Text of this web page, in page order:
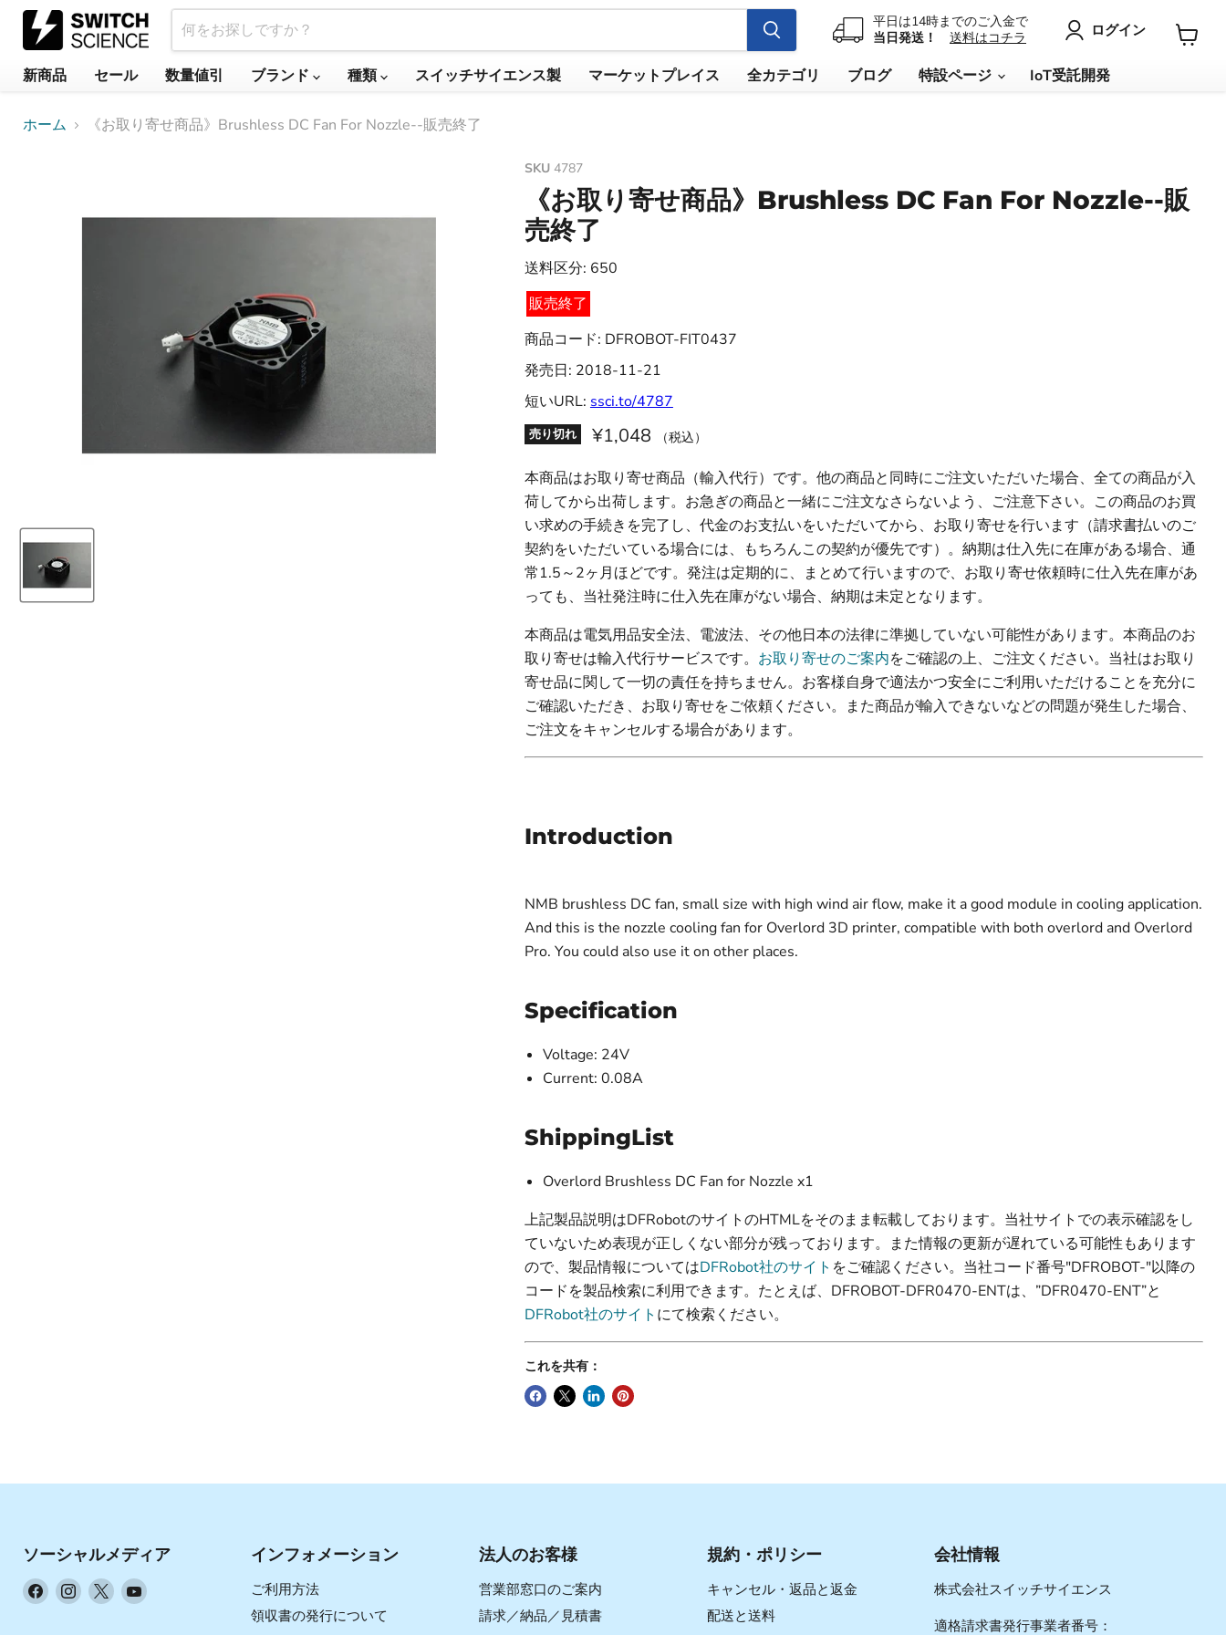
平日は14時までのご入金で
当日発送！
送料はコチラ ログイン
新商品 セール 数量値引 ブランド 種類 スイッチサイエンス製 マーケットプレイス 全カテゴリ ブログ 特設ページ IoT受託開発
ホーム 《お取り寄せ商品》Brushless DC Fan For Nozzle--販売終了
SKU 4787
《お取り寄せ商品》Brushless DC Fan For Nozzle--販
売終了
送料区分: 650
販売終了
商品コード: DFROBOT-FIT0437
発売日: 2018-11-21
短いURL: ssci.to/4787
売り切れ ¥1,048 （税込）
本商品はお取り寄せ商品（輸入代行）です。他の商品と同時にご注文いただいた場合、全ての商品が入
荷してから出荷します。お急ぎの商品と一緒にご注文なさらないよう、ご注意下さい。この商品のお買
い求めの手続きを完了し、代金のお支払いをいただいてから、お取り寄せを行います（請求書払いのご
契約をいただいている場合には、もちろんこの契約が優先です）。納期は仕入先に在庫がある場合、通
常1.5～2ヶ月ほどです。発注は定期的に、まとめて行いますので、お取り寄せ依頼時に仕入先在庫があ
っても、当社発注時に仕入先在庫がない場合、納期は未定となります。
本商品は電気用品安全法、電波法、その他日本の法律に準拠していない可能性があります。本商品のお
取り寄せは輸入代行サービスです。 お取り寄せのご案内をご確認の上、ご注文ください。当社はお取り
寄せ品に関して一切の責任を持ちません。お客様自身で適法かつ安全にご利用いただけることを充分に
ご確認いただき、お取り寄せをご依頼ください。また商品が輸入できないなどの問題が発生した場合、
ご注文をキャンセルする場合があります。
Introduction
NMB brushless DC fan, small size with high wind air flow, make it a good module in cooling application.
And this is the nozzle cooling fan for Overlord 3D printer, compatible with both overlord and Overlord
Pro. You could also use it on other places.
Specification
Voltage: 24V
Current: 0.08A
ShippingList
Overlord Brushless DC Fan for Nozzle x1
上記製品説明はDFRobotのサイトのHTMLをそのまま転載しております。当社サイトでの表示確認をし
ていないため表現が正しくない部分が残っております。また情報の更新が遅れている可能性もあります
ので、製品情報についてはDFRobot社のサイト をご確認ください。当社コード番号"DFROBOT-"以降の
コードを製品検索に利用できます。たとえば、DFROBOT-DFR0470-ENTは、”DFR0470-ENT”と
DFRobot社のサイト にて検索ください。
これを共有：
ソーシャルメディア
FacebookInstagram
X
YouTube
インフォメーション
ご利用方法
領収書の発行について
法人のお客様
営業部窓口のご案内
請求／納品／見積書
規約・ポリシー
キャンセル・返品と返金
配送と送料
会社情報
株式会社スイッチサイエンス
適格請求書発行事業者番号：